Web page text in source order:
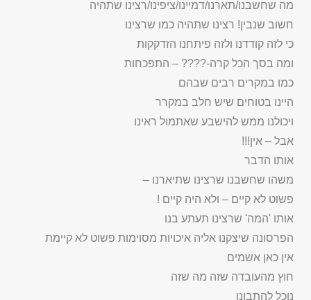
מה שחשבנו/תארנו/דמיינו/ציפינו/רצינו שתהיה
חשוב שנבין! רצינו שתהיה כמו שרצינו
כי לזה קודדנו ולזה פיתחנו הזדקקות
ומה בסך הכל קרה-???? – התפכחות
כמו במקרים רבים שבהם
היינו בטוחים שיש חלב במקרר
ויכולנו ממש להישבע שאתמול ראינו
אבל – אין!!!
אותו הדבר
משהו שחשבנו שרצינו שתיארנו –
פשוט לא קיים – ולא היה קיים !
אותו 'המה' שרצינו תעתע בנו
הפרסונה שיצקנו אליה איכויות מסוימות פשוט לא קיימת
אין כאן אשמים
חוץ מהעובדה שזה מה שזה
נוכל להתבונן